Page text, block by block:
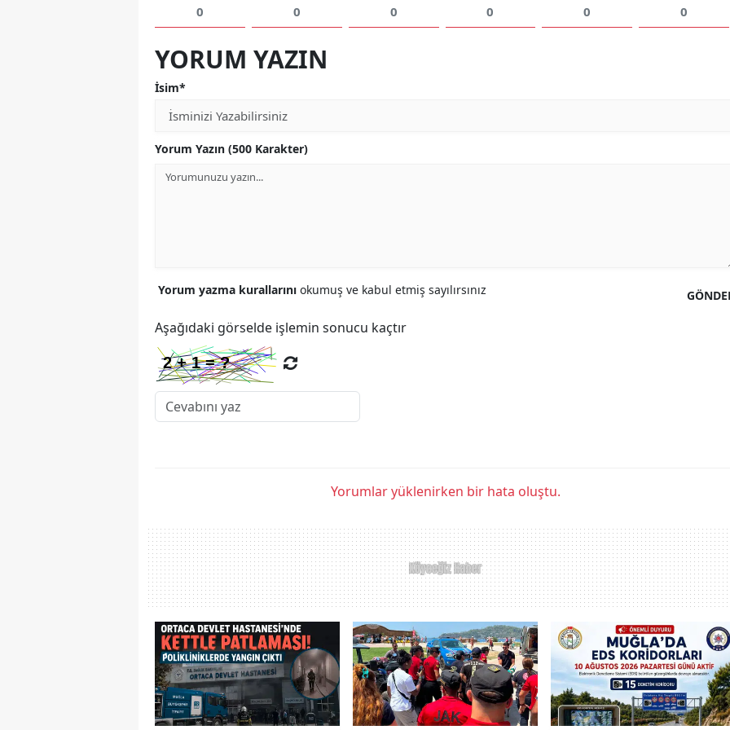
0 0 0 0 0 0
YORUM YAZIN
İsim*
Yorum Yazın (500 Karakter)
Yorum yazma kurallarını okumuş ve kabul etmiş sayılırsınız
Aşağıdaki görselde işlemin sonucu kaçtır
Yorumlar yüklenirken bir hata oluştu.